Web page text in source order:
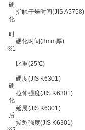
硬
化
时
※1
指触干燥时间(JIS A5758)
硬化时间(3mm厚)
硬
化
后
比重(25℃)
硬度(JIS K6301)
拉伸强度(JIS K6301)
延展(JIS K6301)
撕裂强度(JIS K6301)